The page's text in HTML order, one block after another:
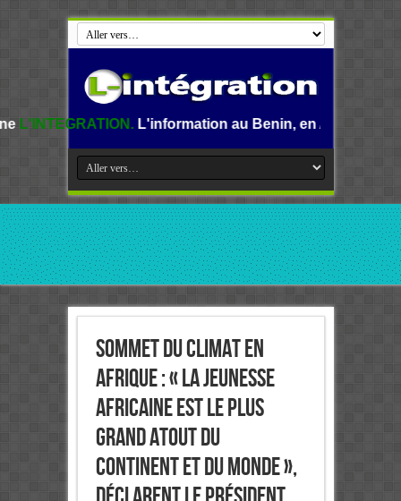
L'information au Benin, en Afrique et dans le monde.
Sommet du Climat en
Afrique : « La jeunesse
africaine est le plus
grand atout du
continent et du monde »,